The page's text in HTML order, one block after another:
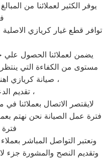
يوفر الكثير لعملائنا من
يضمن لعملائنا الحصول علي
مستوى من الكفاءة التي
صيانة كريازي اهناسيا المعتمد باهناسيا ،
تقديم الدعم والمشورة ،
لايقتصر الاتصال بعملائنا في
فترة عمل الصيانة نحن نهتم
ونعتبر التواصل المباشر
وتقديم النصح والمشورة جزء